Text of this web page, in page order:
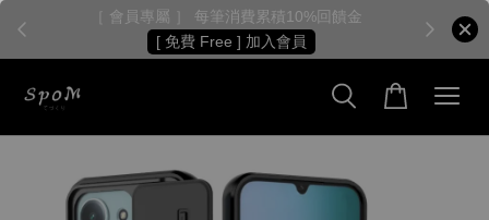
［ 會員專屬 ］ 每筆消費累積10%回饋金
[ 免費 Free ] 加入會員